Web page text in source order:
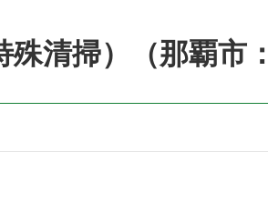
清掃）（那覇市